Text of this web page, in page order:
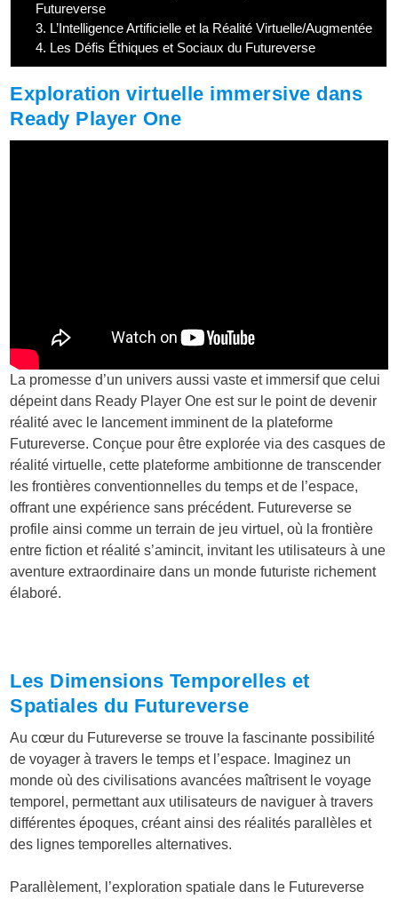
Futureverse
3. L’Intelligence Artificielle et la Réalité Virtuelle/Augmentée
4. Les Défis Éthiques et Sociaux du Futureverse
Exploration virtuelle immersive dans
Ready Player One
La promesse d’un univers aussi vaste et immersif que celui
dépeint dans Ready Player One est sur le point de devenir
réalité avec le lancement imminent de la plateforme
Futureverse. Conçue pour être explorée via des casques de
réalité virtuelle, cette plateforme ambitionne de transcender
les frontières conventionnelles du temps et de l’espace,
offrant une expérience sans précédent. Futureverse se
profile ainsi comme un terrain de jeu virtuel, où la frontière
entre fiction et réalité s’amincit, invitant les utilisateurs à une
aventure extraordinaire dans un monde futuriste richement
élaboré.
Les Dimensions Temporelles et
Spatiales du Futureverse
Au cœur du Futureverse se trouve la fascinante possibilité
de voyager à travers le temps et l’espace. Imaginez un
monde où des civilisations avancées maîtrisent le voyage
temporel, permettant aux utilisateurs de naviguer à travers
différentes époques, créant ainsi des réalités parallèles et
des lignes temporelles alternatives.
Parallèlement, l’exploration spatiale dans le Futureverse